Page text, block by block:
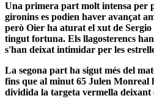
Una primera part molt intensa per
gironins es podien haver avançat
però Oier ha aturat el xut de
tingut fortuna. Els llagosterencs
s'han deixat intimidar per les
La segona part ha sigut més del
fins que al minut 65 Julen Monreal
dividida la targeta vermella deixant